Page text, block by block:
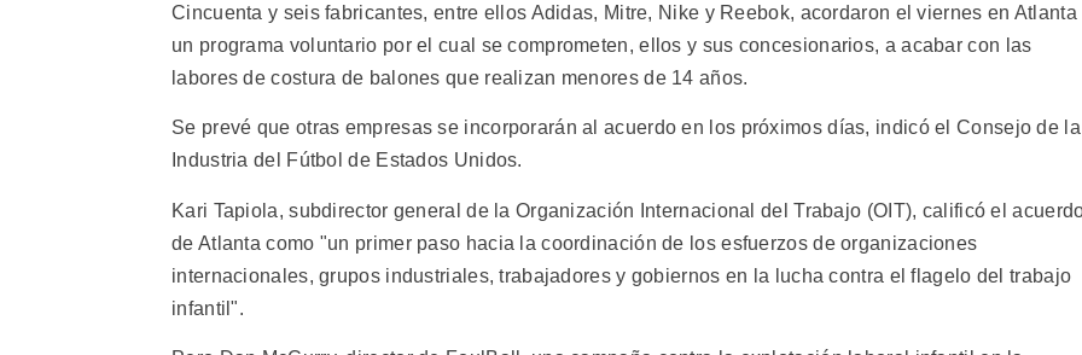
Cincuenta y seis fabricantes, entre ellos Adidas, Mitre, Nike y Reebok, acordaron el viernes en Atlanta
un programa voluntario por el cual se comprometen, ellos y sus concesionarios, a acabar con las
labores de costura de balones que realizan menores de 14 años.
Se prevé que otras empresas se incorporarán al acuerdo en los próximos días, indicó el Consejo de la
Industria del Fútbol de Estados Unidos.
Kari Tapiola, subdirector general de la Organización Internacional del Trabajo (OIT), calificó el
de Atlanta como "un primer paso hacia la coordinación de los esfuerzos de organizaciones
internacionales, grupos industriales, trabajadores y gobiernos en la lucha contra el flagelo del trabajo
infantil".